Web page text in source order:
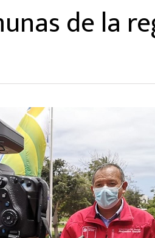
de la